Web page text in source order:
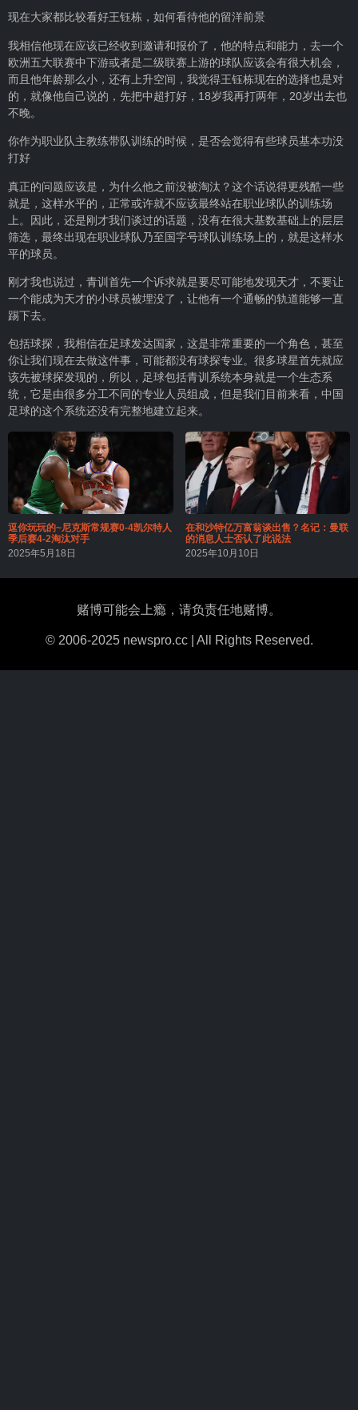
现在大家都比较看好王钰栋，如何看待他的留洋前景
我相信他现在应该已经收到邀请和报价了，他的特点和能力，去一个
欧洲五大联赛中下游或者是二级联赛上游的球队应该会有很大机会，
而且他年龄那么小，还有上升空间，我觉得王钰栋现在的选择也是对
的，就像他自己说的，先把中超打好，18岁我再打两年，20岁出去也
不晚。
你作为职业队主教练带队训练的时候，是否会觉得有些球员基本功没
打好
真正的问题应该是，为什么他之前没被淘汰？这个话说得更残酷一些
就是，这样水平的，正常或许就不应该最终站在职业球队的训练场
上。因此，还是刚才我们谈过的话题，没有在很大基数基础上的层层
筛选，最终出现在职业球队乃至国字号球队训练场上的，就是这样水
平的球员。
刚才我也说过，青训首先一个诉求就是要尽可能地发现天才，不要让
一个能成为天才的小球员被埋没了，让他有一个通畅的轨道能够一直
踢下去。
包括球探，我相信在足球发达国家，这是非常重要的一个角色，甚至
你让我们现在去做这件事，可能都没有球探专业。很多球星首先就应
该先被球探发现的，所以，足球包括青训系统本身就是一个生态系
统，它是由很多分工不同的专业人员组成，但是我们目前来看，中国
足球的这个系统还没有完整地建立起来。
逗你玩玩的~尼克斯常规赛0-4凯尔特人
季后赛4-2淘汰对手
2025年5月18日
在和沙特亿万富翁谈出售？名记：曼联
的消息人士否认了此说法
2025年10月10日
赌博可能会上瘾，请负责任地赌博。
© 2006-2025 newspro.cc | All Rights Reserved.